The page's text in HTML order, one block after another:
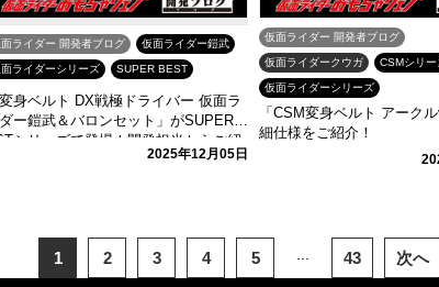
ライダー 開発者ブログ 仮面ライダー鎧武
ライダーシリーズ SUPER BEST
変身ベルト DX戦極ドライバー 仮面ラ
ー鎧武＆バロンセット」がSUPER B
シリーズで登場！開発担当からご紹
2025年12月05日
仮面ライダー 開発者ブログ
仮面ライダークウガ CSMシリー
仮面ライダーシリーズ
「CSM変身ベルト アーク
細仕様をご紹介！
1 2 3 4 5 ... 43 次へ